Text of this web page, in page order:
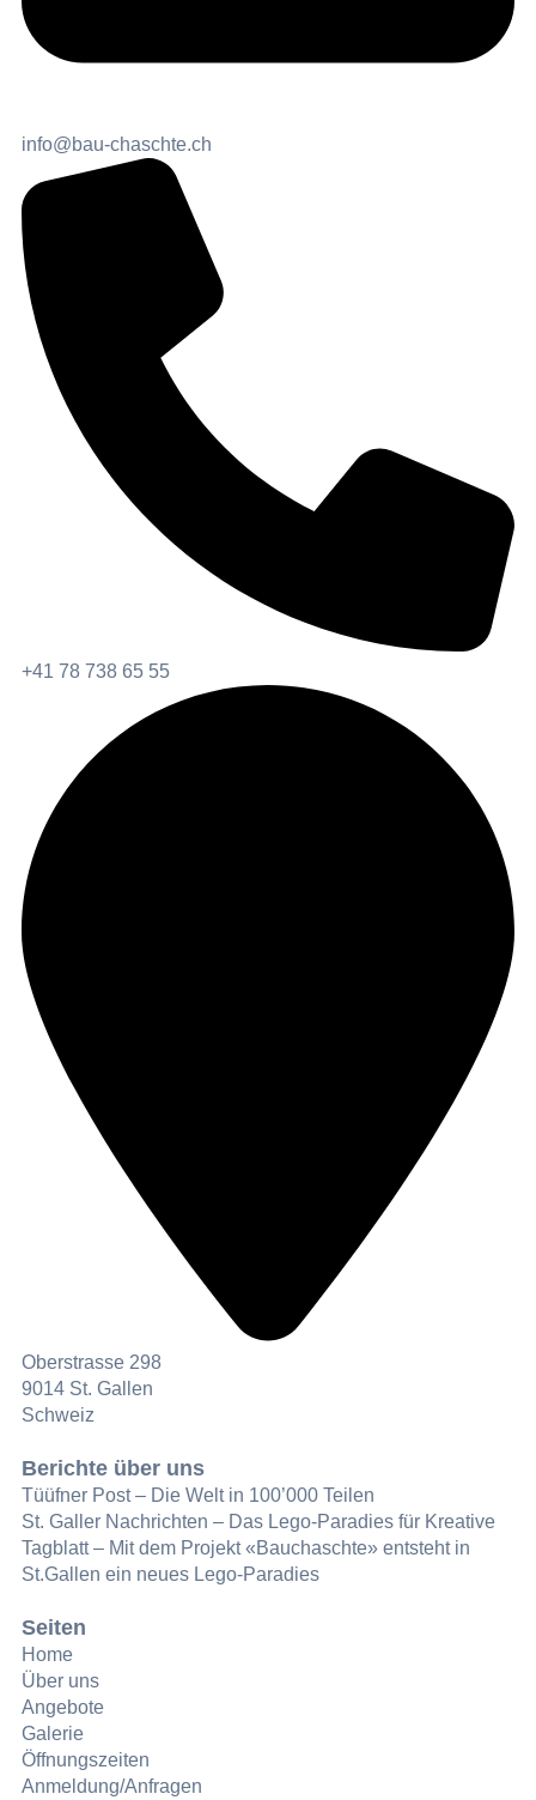
info@bau-chaschte.ch
+41 78 738 65 55
Oberstrasse 298
9014 St. Gallen
Schweiz
Berichte über uns
Tüüfner Post – Die Welt in 100’000 Teilen
St. Galler Nachrichten – Das Lego-Paradies für Kreative
Tagblatt – Mit dem Projekt «Bauchaschte» entsteht in
St.Gallen ein neues Lego-Paradies
Seiten
Home
Über uns
Angebote
Galerie
Öffnungszeiten
Anmeldung/Anfragen